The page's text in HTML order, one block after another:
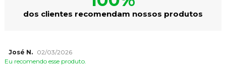
dos clientes recomendam nossos produtos
José N.
02/03/2026
Eu recomendo esse produto.